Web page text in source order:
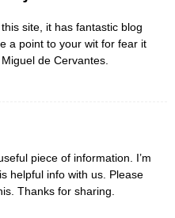
site, it has fantastic blog
a point to your wit for fear it
de Cervantes.
piece of information. I’m
helpful info with us. Please
Thanks for sharing.